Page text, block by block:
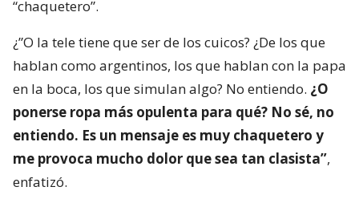
“chaquetero”.
¿”O la tele tiene que ser de los cuicos? ¿De los que
hablan como argentinos, los que hablan con la papa
en la boca, los que simulan algo? No entiendo. ¿O
ponerse ropa más opulenta para qué? No sé, no
entiendo. Es un mensaje es muy chaquetero y
me provoca mucho dolor que sea tan clasista”,
enfatizó.